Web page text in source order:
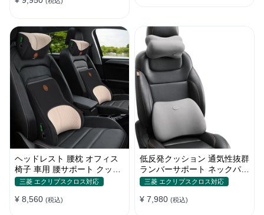
ヘッドレスト 腰枕 オフィス
椅子 車用 腰サポート クッシ
ョン 取付バンド
三菱 エクリプスクロス対応
¥ 8,560 (税込)
低反発クッション 通気性抜群
ランバーサポート ネックパッ
ド 背もたれ 車用 おしゃれ
三菱 エクリプスクロス対応
¥ 7,980 (税込)